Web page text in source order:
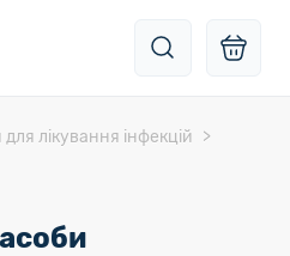
лікування інфекцій